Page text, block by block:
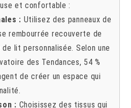
et confortable :
: Utilisez des panneaux de
rembourrée recouverte de
lit personnalisée. Selon une
des Tendances, 54 %
de créer un espace qui
: Choisissez des tissus qui